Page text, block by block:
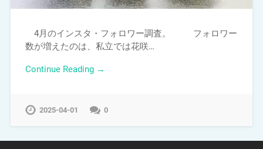
4月のインスタ・フォロワー調査。 フォロワー
数が増えたのは、私立では花咲…
Continue Reading →
2025-04-01 0